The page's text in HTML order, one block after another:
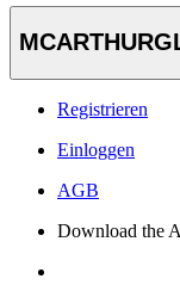
Registrieren
Einloggen
AGB
Download the